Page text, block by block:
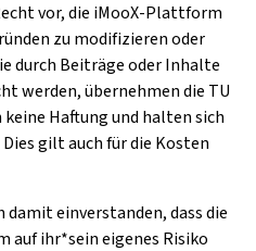
vor, die iMooX-Plattform
zu modifizieren oder
durch Beiträge oder Inhalte
werden, übernehmen die TU
Haftung und halten sich
gilt auch für die Kosten
einverstanden, dass die
auf ihr*sein eigenes Risiko